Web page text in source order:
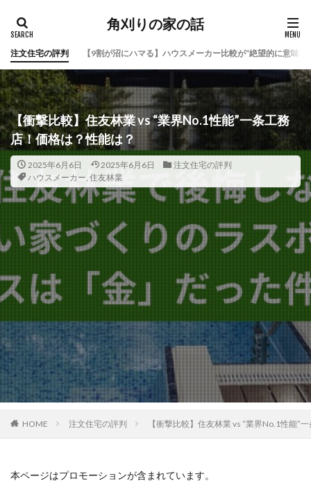
角刈りの家の話
注文住宅の評判 【9割が沼にハマる】ハウスメーカー比較が“絶望的に意味
【衝撃比較】住友林業 vs “業界No.1性能”一条工務
店！価格は？性能は？
2025年6月6日 2025年6月6日
注文住宅の評判
ハウスメーカー, 住友林業
HOME 注文住宅の評判 【衝撃比較】住友林業 vs “業界No.1性能”
本ページはプロモーションが含まれています。